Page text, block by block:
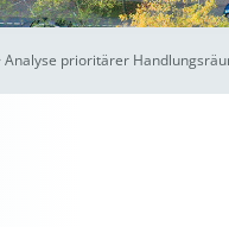
Analyse prioritärer